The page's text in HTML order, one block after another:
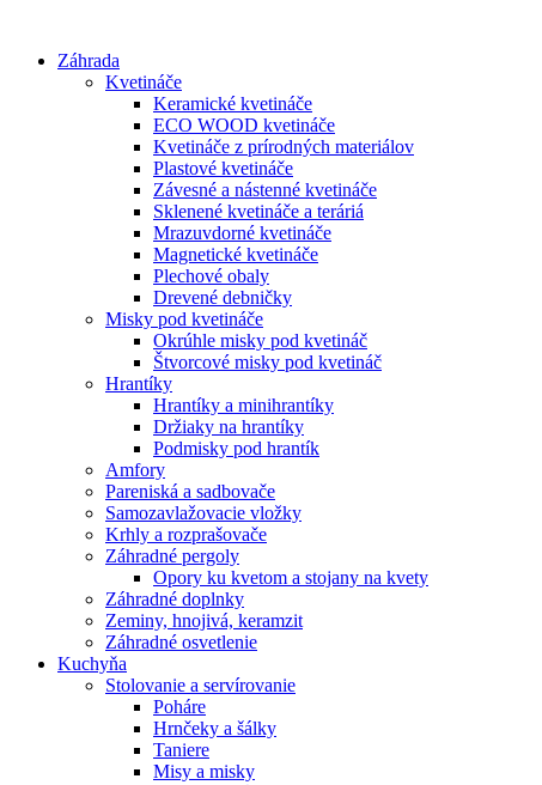
obsah
Záhrada
Kvetináče
Keramické kvetináče
ECO WOOD kvetináče
Kvetináče z prírodných materiálov
Plastové kvetináče
Závesné a nástenné kvetináče
Sklenené kvetináče a teráriá
Mrazuvdorné kvetináče
Magnetické kvetináče
Plechové obaly
Drevené debničky
Misky pod kvetináče
Okrúhle misky pod kvetináč
Štvorcové misky pod kvetináč
Hrantíky
Hrantíky a minihrantíky
Držiaky na hrantíky
Podmisky pod hrantík
Amfory
Pareniská a sadbovače
Samozavlažovacie vložky
Krhly a rozprašovače
Záhradné pergoly
Opory ku kvetom a stojany na kvety
Záhradné doplnky
Zeminy, hnojivá, keramzit
Záhradné osvetlenie
Kuchyňa
Stolovanie a servírovanie
Poháre
Hrnčeky a šálky
Taniere
Misy a misky